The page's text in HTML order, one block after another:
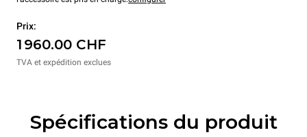
Prix:
1 960.00 CHF
TVA et expédition exclues
Spécifications du produit